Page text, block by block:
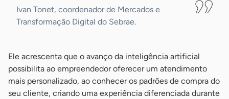
Ivan Tonet, coordenador de Mercados e
Transformação Digital do Sebrae.
Ele acrescenta que o avanço da inteligência artificial
possibilita ao empreendedor oferecer um atendimento
mais personalizado, ao conhecer os padrões de compra do
seu cliente, criando uma experiência diferenciada durante